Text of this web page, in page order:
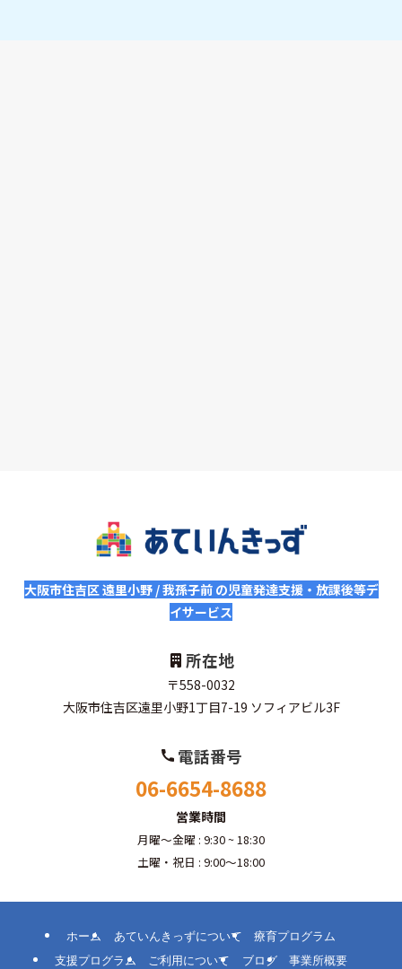
大阪市住吉区 遠里小野 / 我孫子前 の児童発達支援・放課後等デ
イサービス
所在地
〒558-0032
大阪市住吉区遠里小野1丁目7-19 ソフィアビル3F
電話番号
06-6654-8688
営業時間
月曜～金曜 : 9:30 ~ 18:30
土曜・祝日 : 9:00～18:00
ホーム あていんきっずについて
療育プログラム
支援プログラム
ご利用について ブログ 事業所概要